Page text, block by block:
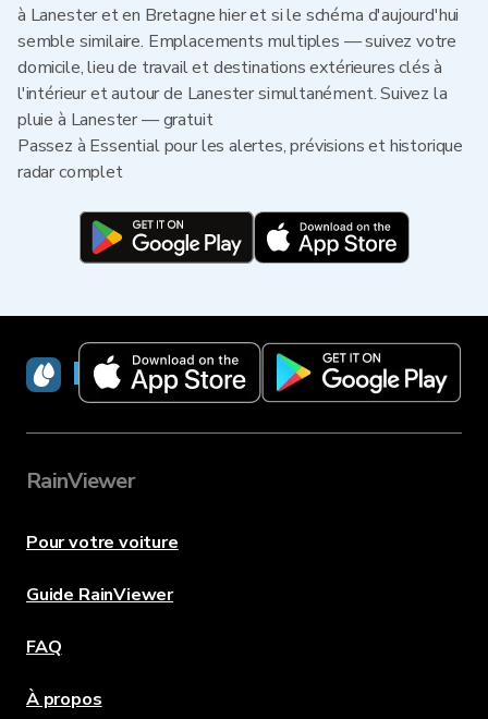
à Lanester et en Bretagne hier et si le schéma d'aujourd'hui
semble similaire. Emplacements multiples — suivez votre
domicile, lieu de travail et destinations extérieures clés à
l'intérieur et autour de Lanester simultanément. Suivez la
pluie à Lanester — gratuit
Passez à Essential pour les alertes, prévisions et historique
radar complet
RainViewer
RainViewer
Pour votre voiture
Guide RainViewer
FAQ
À propos